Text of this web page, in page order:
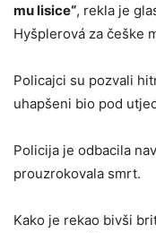
mu lisice“, rekla je
Hyšplerová za češke
Policajci su pozvali
uhapšeni bio pod
Policija je odbacila
prouzrokovala smrt.
Kako je rekao bivši